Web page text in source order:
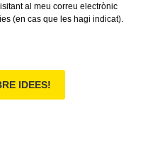
al meu correu electrònic
(en cas que les hagi indicat).
IDEES!